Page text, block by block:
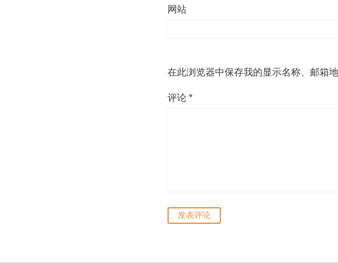
网站
在此浏览器中保存我的显示名称、邮箱
评论 *